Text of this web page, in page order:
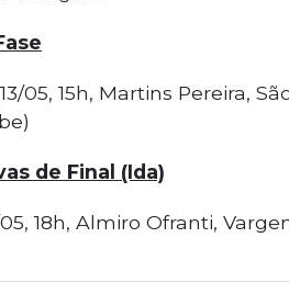
05, 15h, Martins Pereira,
de Final (Ida)
18h, Almiro Ofranti,